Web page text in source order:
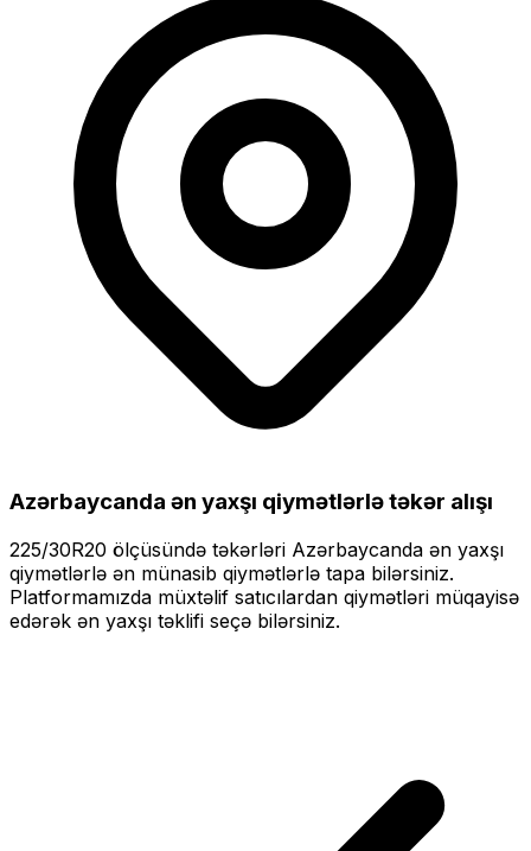
Azərbaycanda ən yaxşı qiymətlərlətəkər alışı
225/30R20 ölçüsündə təkərləri Azərbaycanda ən yaxşı
qiymətlərlə ən münasib qiymətlərlə tapa bilərsiniz.
Platformamızda müxtəlif satıcılardan qiymətləri müqayisə
edərək ən yaxşı təklifi seçə bilərsiniz.